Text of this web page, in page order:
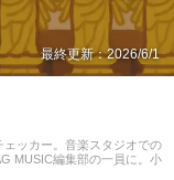
最終更新：2026/6/1
ッカー。音楽スタジオでの
MUSIC編集部の一員に。小